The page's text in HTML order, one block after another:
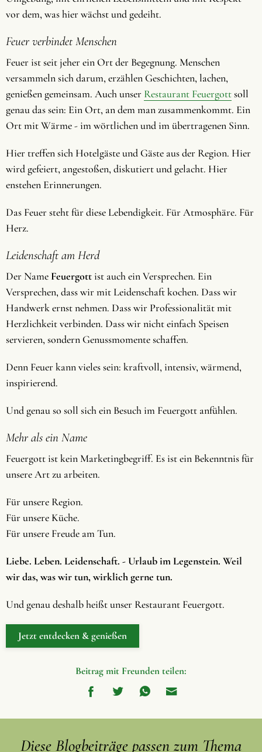
vor dem, was hier wächst und gedeiht.
Feuer verbindet Menschen
Feuer ist seit jeher ein Ort der Begegnung. Menschen
versammeln sich darum, erzählen Geschichten, lachen,
genießen gemeinsam. Auch unser Restaurant Feuergottsoll
genau das sein: Ein Ort, an dem man zusammenkommt. Ein
Ort mit Wärme - im wörtlichen und im übertragenen Sinn.
Hier treffen sich Hotelgäste und Gäste aus der Region. Hier
wird gefeiert, angestoßen, diskutiert und gelacht. Hier
enstehen Erinnerungen.
Das Feuer steht für diese Lebendigkeit. Für Atmosphäre. Für
Herz.
Leidenschaft am Herd
Der Name Feuergottist auch ein Versprechen. Ein
Versprechen, dass wir mit Leidenschaft kochen. Dass wir
Handwerk ernst nehmen. Dass wir Professionalität mit
Herzlichkeit verbinden. Dass wir nicht einfach Speisen
servieren, sondern Genussmomente schaffen.
Denn Feuer kann vieles sein: kraftvoll, intensiv, wärmend,
inspirierend.
Und genau so soll sich ein Besuch im Feuergott anfühlen.
Mehr als ein Name
Feuergott ist kein Marketingbegriff. Es ist ein Bekenntnis für
unsere Art zu arbeiten.
Für unsere Region.
Für unsere Küche.
Für unsere Freude am Tun.
Liebe. Leben. Leidenschaft. - Urlaub im Legenstein. Weil
wir das, was wir tun, wirklich gerne tun.
Und genau deshalb heißt unser Restaurant Feuergott.
Jetzt entdecken & genießen
Beitrag mit Freunden teilen:
Diese Blogbeiträge passen zum Thema